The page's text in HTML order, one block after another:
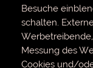
Besuche
schalten.
Messung des
Cookies und/